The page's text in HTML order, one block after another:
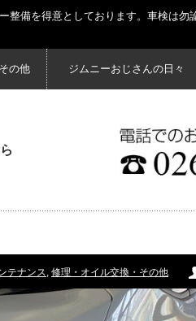
備を得意としております。車検は勿
の他 ジムニーおじさんの日々
テナンス, 修理・オイル交換・その他